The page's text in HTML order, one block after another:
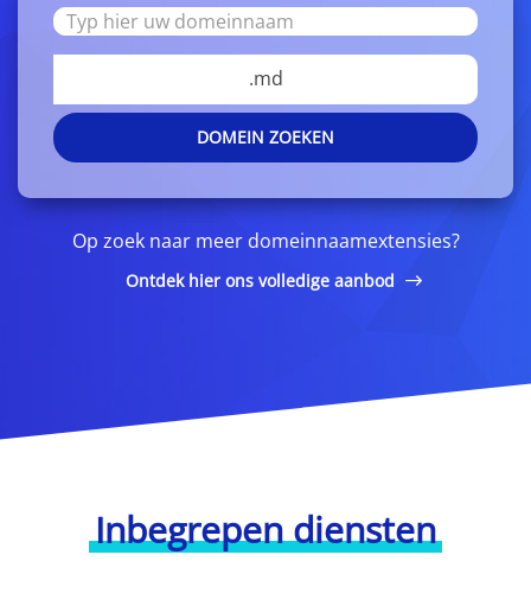
.md
DOMEIN ZOEKEN
Op zoek naar meer domeinnaamextensies?
Ontdek hier ons volledige aanbod
Inbegrepen diensten